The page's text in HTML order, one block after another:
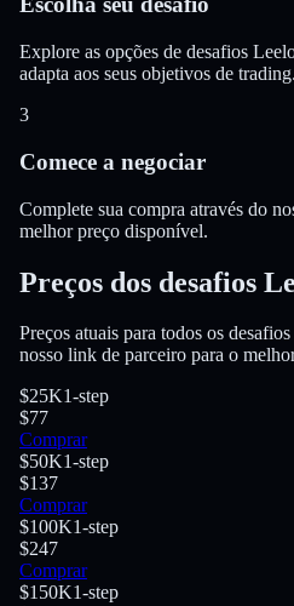
Explore as opções de desafios
adapta aos seus objetivos de trading.
3
Comece a negociar
Complete sua compra através do
melhor preço disponível.
Preços dos desafios
Preços atuais para todos os
nosso link de parceiro para o
$25K1-step
$77
Comprar
$50K1-step
$137
Comprar
$100K1-step
$247
Comprar
$150K1-step